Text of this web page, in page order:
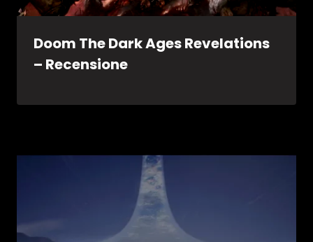
Doom The Dark Ages Revelations
– Recensione